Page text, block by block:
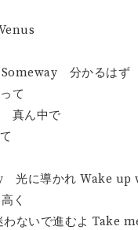
分かるはず
て
真ん中で
光に導かれ Wake up
く
ないで進むよ Take